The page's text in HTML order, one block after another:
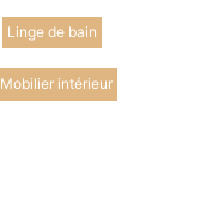
Linge de bain
Mobilier intérieur